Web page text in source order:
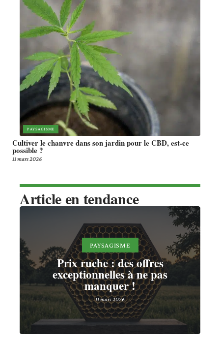
PAYSAGISME
Cultiver le chanvre dans son jardin pour le CBD, est-ce
possible ?
11 mars 2026
Article en tendance
PAYSAGISME
Prix ruche : des offres
exceptionnelles à ne pas
manquer !
11 mars 2026